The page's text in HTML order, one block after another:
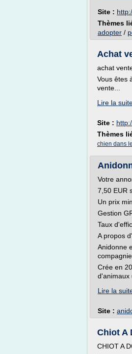
Site :
Thèmes
adopter /
Achat
achat
Vous êtes
vente...
Lire la
Site :
Thèmes
chien dans
Votre
7,50 EUR
Un prix
Gestion
Taux
A propos
Anidonne
Crée en
d'animaux
Lire la
Site :
Chiot A
CHIOT A